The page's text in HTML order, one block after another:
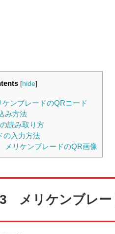
[hide]
ンブレードのQRコード
み方法
読み取り方
の入力方法
リケンブレードのQR画像
メリケンブレー